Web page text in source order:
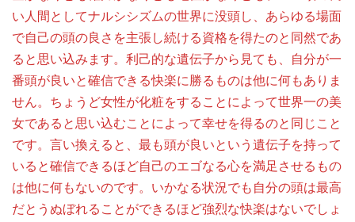
い人間としてナルシシズムの世界に没頭し、あらゆる場面
で自己の頭の良さを主張し続ける資格を得たのと同然であ
ると思い込みます。利己的な遺伝子から見ても、自分が一
番頭が良いと確信できる快楽に勝るものは他に何もありま
せん。ちょうど女性が化粧をすることによって世界一の美
女であると思い込むことによって幸せを得るのと同じこと
です。言い換えると、最も頭が良いという遺伝子を持って
いると確信できるほど自己のエゴなる心を満足させるもの
は他に何もないのです。いかなる状況でも自分の頭は最高
だとうぬぼれることができるほど強烈な快楽はないでしょ